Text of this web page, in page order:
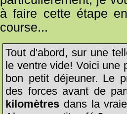
à faire cette étape
course...
Tout d'abord, sur une
le ventre vide! Voici une
bon petit déjeuner. Le
des forces avant de
kilomètres dans la